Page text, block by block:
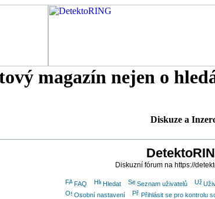
magazín nejen o
Diskuze a
Diskuzní fórum na https://
FAQ Hledat Seznam uživatelů
Osobní nastavení
Přihlásit se pro kontrolu